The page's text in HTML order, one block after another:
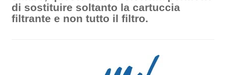
di sostituire soltanto la cartuccia
filtrante e non tutto il filtro.